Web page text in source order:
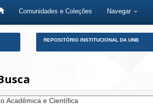
Comunidades e Coleções Navegar
REPOSITÓRIO INSTITUCIONAL DA UNB